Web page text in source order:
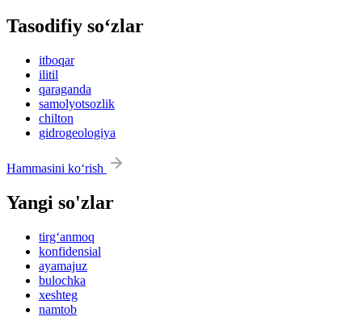
Tasodifiy so‘zlar
itboqar
ilitil
qaraganda
samolyotsozlik
chilton
gidrogeologiya
Hammasini ko‘rish
Yangi so'zlar
tirg‘anmoq
konfidensial
ayamajuz
bulochka
xeshteg
namtob